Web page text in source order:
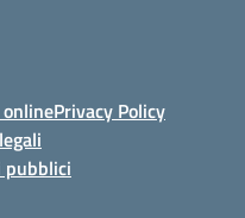
Privacy Policy
pubblici